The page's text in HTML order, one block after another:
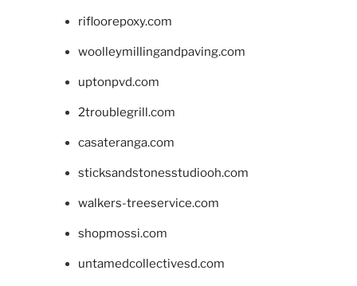
rifloorepoxy.com
woolleymillingandpaving.com
uptonpvd.com
2troublegrill.com
casateranga.com
sticksandstonesstudiooh.com
walkers-treeservice.com
shopmossi.com
untamedcollectivesd.com